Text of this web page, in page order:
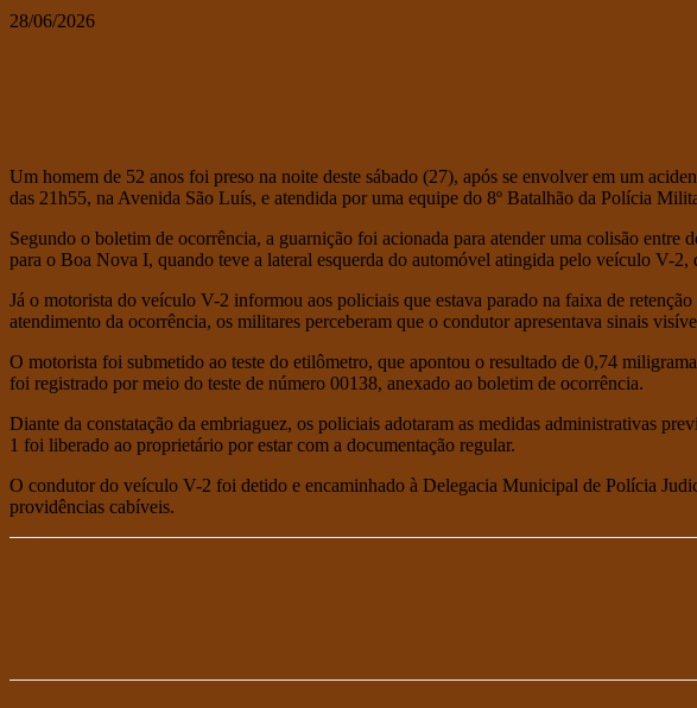
28/06/2026
Um homem de 52 anos foi preso na noite deste sábado (27), após se envolver em um
das 21h55, na Avenida São Luís, e atendida por uma equipe do 8º Batalhão da Polícia
Segundo o boletim de ocorrência, a guarnição foi acionada para atender uma colisão
para o Boa Nova I, quando teve a lateral esquerda do automóvel atingida pelo veículo V-
Já o motorista do veículo V-2 informou aos policiais que estava parado na faixa de
atendimento da ocorrência, os militares perceberam que o condutor apresentava sinais
O motorista foi submetido ao teste do etilômetro, que apontou o resultado de 0,74
foi registrado por meio do teste de número 00138, anexado ao boletim de ocorrência.
Diante da constatação da embriaguez, os policiais adotaram as medidas administrativas
1 foi liberado ao proprietário por estar com a documentação regular.
O condutor do veículo V-2 foi detido e encaminhado à Delegacia Municipal de Polícia
providências cabíveis.